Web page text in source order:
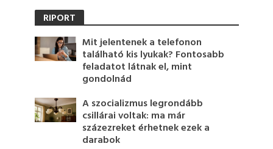
RIPORT
Mit jelentenek a telefonon
található kis lyukak? Fontosabb
feladatot látnak el, mint
gondolnád
A szocializmus legrondább
csillárai voltak: ma már
százezreket érhetnek ezek a
darabok